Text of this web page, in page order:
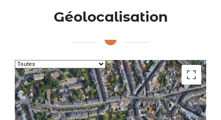
Géolocalisation